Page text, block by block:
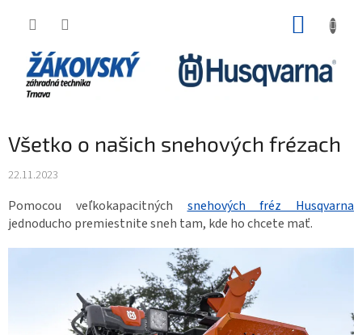
Všetko o našich snehových frézach
22.11.2023
Pomocou veľkokapacitných snehových fréz Husqvarna
jednoducho premiestnite sneh tam, kde ho chcete mať.